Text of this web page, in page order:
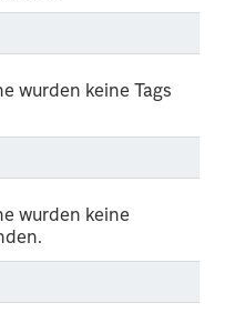
wurden keine Tags
wurden keine